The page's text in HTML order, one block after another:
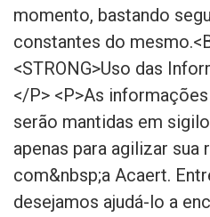
momento, bastando
constantes do
<STRONG>Uso das
</P> <P>As
serão mantidas em
apenas para agilizar sua
com&nbsp;a Acaert.
desejamos ajudá-lo a